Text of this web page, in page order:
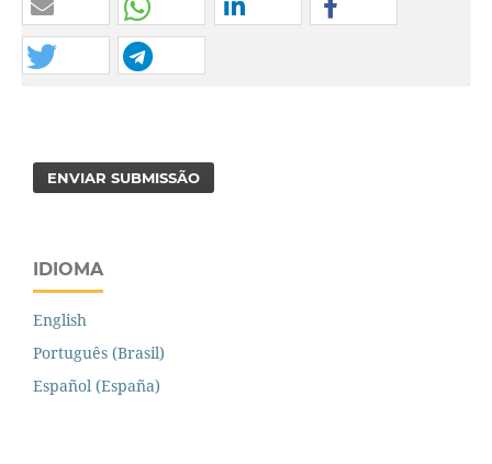
ENVIAR SUBMISSÃO
IDIOMA
English
Português (Brasil)
Español (España)